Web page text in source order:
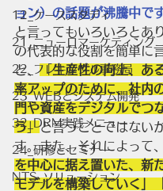
12_ケーススタディ
21_ニューロマーケティング
22_フレキシブル事務局
23_WEBとシステム開発
32_DRM実践メニュー
24_研修とセミナー
NTS_ソリューション
ョン）の話題が沸騰中です
と言ってもいろいろとあ
の代表的な役割を簡単に
と、「生産性の向上、あ
率アップのために、社内
門や資産をデジタルでつ
う」と言うことではない
す。また、それによって、
を中心に据え置いた、新
モデルを構築していく」